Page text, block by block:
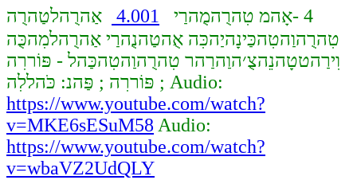
4 -אָהמ טִהרֻהמֻהרַי 4.001
אַהרֻהלטַהרֻה
טִהרֻהוַהטִהכַּינָהיַהכִּה אֻהטַהנֻהרַי אַהרֻהלמִהכֻּה
וִירַהטטָהנֵהצֻ׳הוַהרַהר טִהרֻהוַהטִהכַּהל - פּוֹררִה
פּוֹררִה ; פַּהנ: כֹּהללִה ; Audio:
https://www.youtube.com/watch?
v=MKE6sESuM58 Audio:
https://www.youtube.com/watch?
v=wbaVZ2UdQLY